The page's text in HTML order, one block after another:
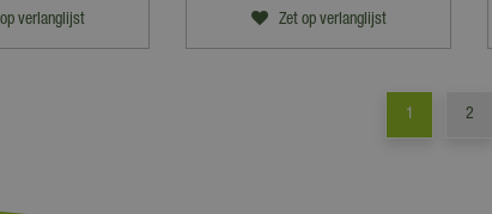
verlanglijst Zet op verlanglijst
1 2